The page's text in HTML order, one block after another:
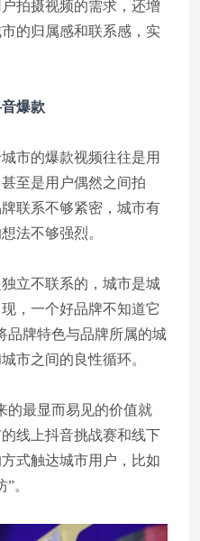
拍摄视频的需求，还增
的归属感和联系感，实
爆款
市的爆款视频往往是用
至是用户偶然之间拍
联系不够紧密，城市有
法不够强烈。
立不联系的，城市是城
，一个好品牌不知道它
品牌特色与品牌所属的城
市之间的良性循环。
的最显而易见的价值就
线上抖音挑战赛和线下
式触达城市用户，比如
。